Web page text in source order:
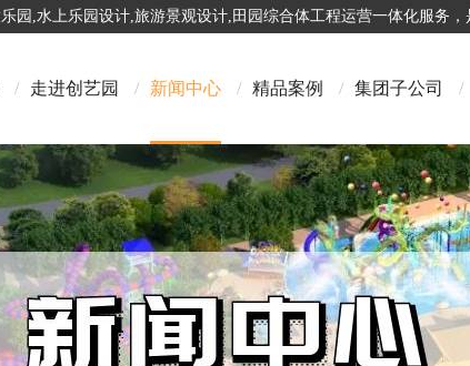
园,水上乐园设计,旅游景观设计,田园综合体工程运营一体化服务
/ 走进创艺园 / 新闻中心 / 精品案例 / 集团子公司 /